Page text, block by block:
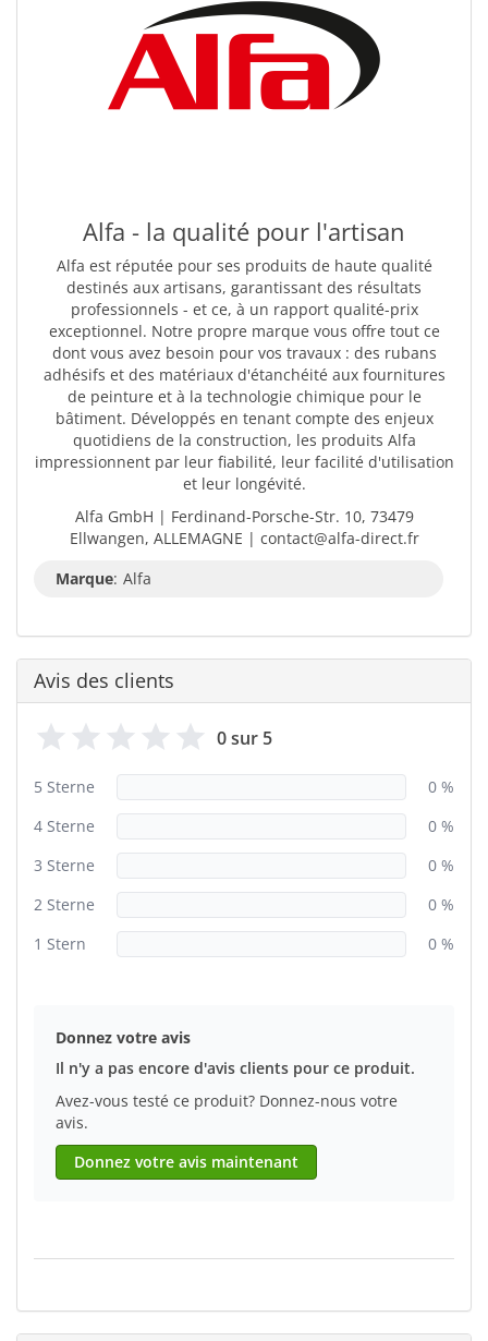
Alfa - la qualité pour l'artisan
Alfa est réputée pour ses produits de haute qualité
destinés aux artisans, garantissant des résultats
professionnels - et ce, à un rapport qualité-prix
exceptionnel. Notre propre marque vous offre tout ce
dont vous avez besoin pour vos travaux : des rubans
adhésifs et des matériaux d'étanchéité aux fournitures
de peinture et à la technologie chimique pour le
bâtiment. Développés en tenant compte des enjeux
quotidiens de la construction, les produits Alfa
impressionnent par leur fiabilité, leur facilité d'utilisation
et leur longévité.
Alfa GmbH | Ferdinand-Porsche-Str. 10, 73479
Ellwangen, ALLEMAGNE | contact@alfa-direct.fr
Marque: Alfa
Avis des clients
0 sur 5
5 Sterne
0 %
4 Sterne
0 %
3 Sterne
0 %
2 Sterne
0 %
1 Stern
0 %
Donnez votre avis
Il n'y a pas encore d'avis clients pour ce produit.
Avez-vous testé ce produit? Donnez-nous votre
avis.
Donnez votre avis maintenant